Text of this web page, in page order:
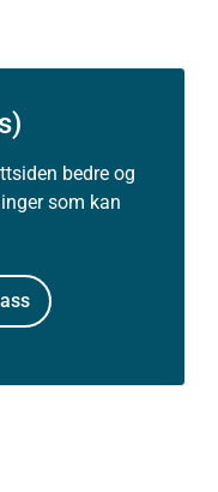
bedre og
som kan